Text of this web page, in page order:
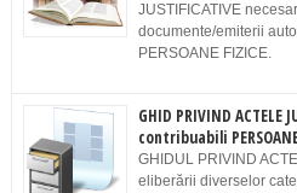
JUSTIFICATIVE
documente/emiterii
PERSOANE FIZICE.
GHID PRIVIND
contribuabili
GHIDUL PRIVIND
eliberării diverselor